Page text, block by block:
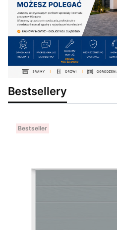
Bestsellery
Bestseller